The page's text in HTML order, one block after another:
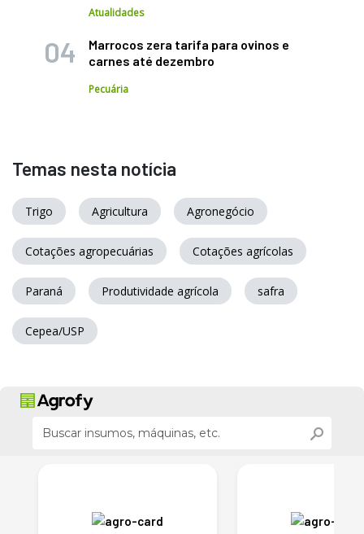
Atualidades
Marrocos zera tarifa para ovinos e
carnes até dezembro
Pecuária
Temas nesta notícia
Trigo Agricultura Agronegócio
Cotações agropecuárias Cotações agrícolas
Paraná Produtividade agrícola safra
Cepea/USP